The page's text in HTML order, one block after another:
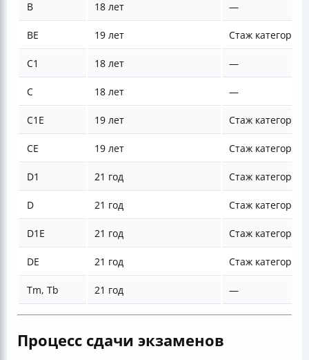
В 18 лет —
BE 19 лет Стаж категории
С1 18 лет —
С 18 лет —
C1E 19 лет Стаж категории
CE 19 лет Стаж категории
D1 21 год Стаж категорий
D 21 год Стаж категорий
D1E 21 год Стаж категории
DE 21 год Стаж категории
Tm, Tb 21 год —
Процесс сдачи экзаменов